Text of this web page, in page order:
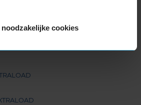
noodzakelijke cookies